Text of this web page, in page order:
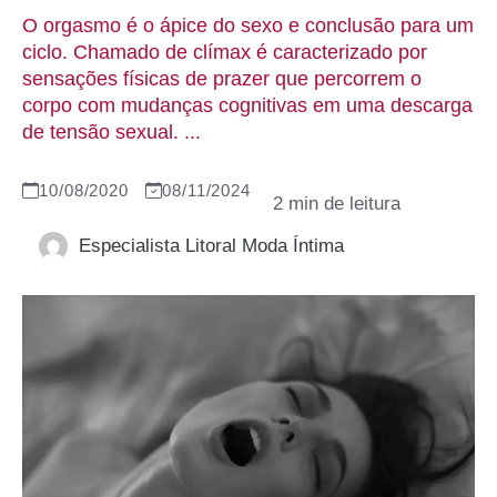
O orgasmo é o ápice do sexo e conclusão para um
ciclo. Chamado de clímax é caracterizado por
sensações físicas de prazer que percorrem o
corpo com mudanças cognitivas em uma descarga
de tensão sexual. ...
10/08/2020 08/11/2024
Especialista Litoral Moda Íntima